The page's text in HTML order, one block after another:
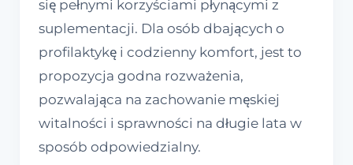
się pełnymi korzyściami płynącymi z
suplementacji. Dla osób dbających o
profilaktykę i codzienny komfort, jest to
propozycja godna rozważenia,
pozwalająca na zachowanie męskiej
witalności i sprawności na długie lata w
sposób odpowiedzialny.